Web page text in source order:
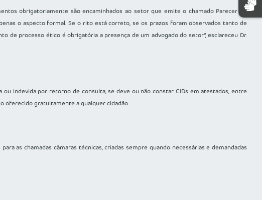
obrigatoriamente são encaminhados ao setor que emite o chamado Parecer de
o aspecto formal. Se o rito está correto, se os prazos foram observados tanto de
processo ético é obrigatória a presença de um advogado do setor”, esclareceu Dr.
indevida por retorno de consulta, se deve ou não constar CIDs em atestados, entre
oferecido gratuitamente a qualquer cidadão.
as chamadas câmaras técnicas, criadas sempre quando necessárias e demandadas